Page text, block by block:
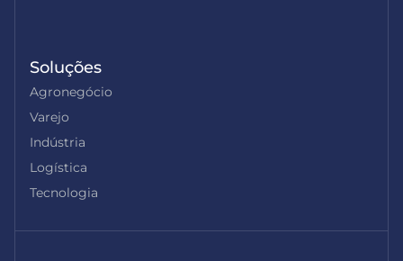
Soluções
Agronegócio
Varejo
Indústria
Logística
Tecnologia